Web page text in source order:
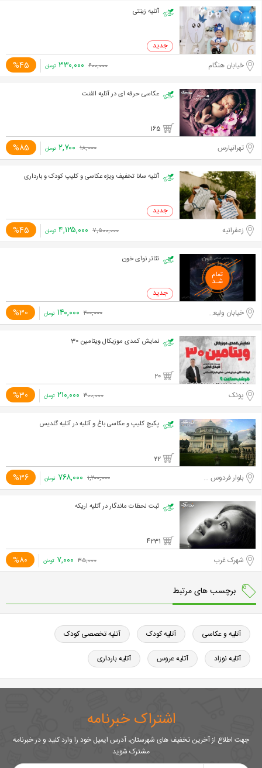
آتلیه زینتی
خیابان هنگام %45 ۶۰۰,۰۰۰ ۳۳۰,۰۰۰ تومان
عکاسی حرفه ای در آتلیه الفنت
165
تهرانپارس %85 ۱۸,۰۰۰ ۲,۷۰۰ تومان
آتلیه سانا تخفیف ویژه عکاسی و کلیپ کودک و بارداری
زعفرانیه %45 ۷,۵۰۰,۰۰۰ ۴,۱۲۵,۰۰۰ تومان
تئاتر نوای خون
خیابان ولیعصر جنوبی %30 ۲۰۰,۰۰۰ ۱۴۰,۰۰۰ تومان
نمایش کمدی موزیکال ویتامین 30
20
پونک %30 ۳۰۰,۰۰۰ ۲۱۰,۰۰۰ تومان
پکیج کلیپ و عکاسی باغ و آتلیه در آتلیه گلدیس
22
بلوار فردوس شرق %36 ۱,۲۰۰,۰۰۰ ۷۶۸,۰۰۰ تومان
ثبت لحظات ماندگار در آتلیه اریکه
4231
شهرک غرب %80 ۳۵,۰۰۰ ۷,۰۰۰ تومان
برچسب های مرتبط
آتلیه و عکاسی آتلیه کودک آتلیه تخصصی کودک
آتلیه نوزاد آتلیه عروس آتلیه بارداری
اشتراک خبرنامه
جهت اطلاع از آخرین تخفیف های شهرستان، آدرس ایمیل خود را وارد کنید و در خبرنامه
مشترک شوید